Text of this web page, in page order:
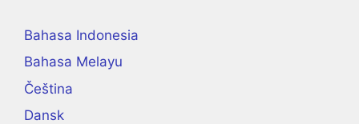
Bahasa Indonesia
Bahasa Melayu
Čeština
Dansk